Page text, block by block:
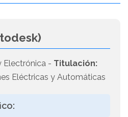
Electrónica - Titulación:
Eléctricas y Automáticas